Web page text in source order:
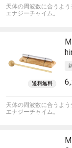
天体の周波数に合うよ
エナジーチャイム。
天体の周波数に合うよ
エナジーチャイム。